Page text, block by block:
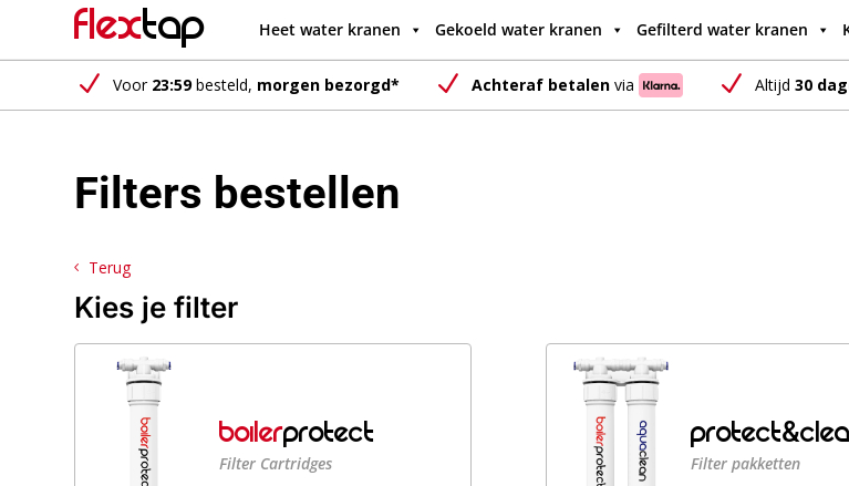
FlexTap Heet water kranen Gekoeld water kranen Gefilterd water kranen
N Voor 23:59besteld, morgen bezorgd* N Achteraf betalen via N Altijd 30
Filters bestellen
Terug
Kies je filter
BoilerPROTECT
Filter Cartridges
PROTECT&
Filter pakketten